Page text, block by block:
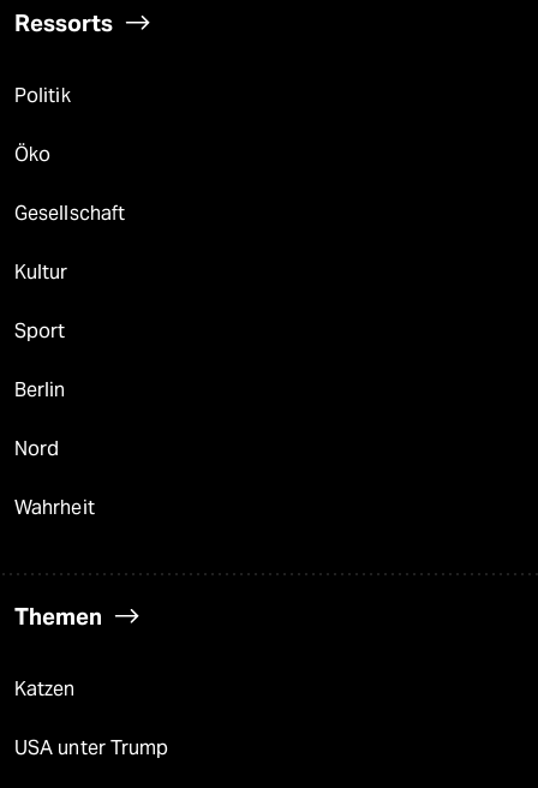
Ressorts
Politik
Öko
Gesellschaft
Kultur
Sport
Berlin
Nord
Wahrheit
Themen
Katzen
USA unter Trump